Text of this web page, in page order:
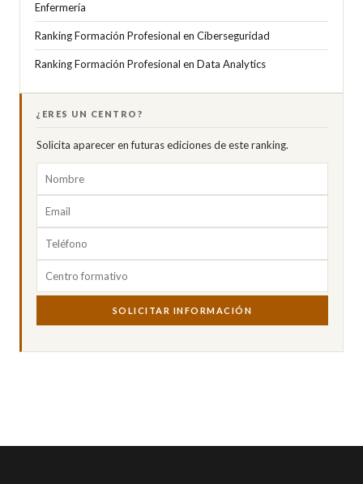
Enfermería
Ranking Formación Profesional en Ciberseguridad
Ranking Formación Profesional en Data Analytics
¿ERES UN CENTRO?
Solicita aparecer en futuras ediciones de este ranking.
SOLICITAR INFORMACIÓN